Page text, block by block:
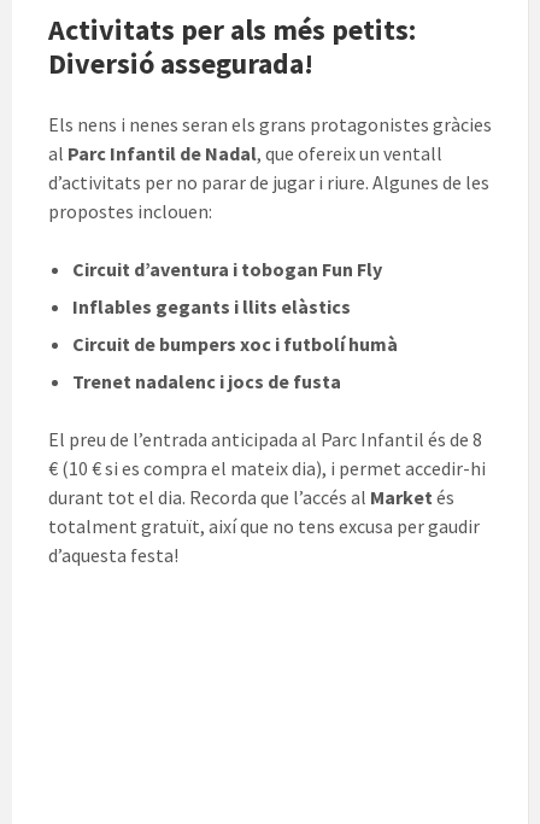
Activitats per als més petits:
Diversió assegurada!
Els nens i nenes seran els grans protagonistes gràcies
al Parc Infantil de Nadal, que ofereix un ventall
d’activitats per no parar de jugar i riure. Algunes de les
propostes inclouen:
Circuit d’aventura i tobogan Fun Fly
Inflables gegants i llits elàstics
Circuit de bumpers xoc i futbolí humà
Trenet nadalenc i jocs de fusta
El preu de l’entrada anticipada al Parc Infantil és de 8
€ (10 € si es compra el mateix dia), i permet accedir-hi
durant tot el dia. Recorda que l’accés al Market és
totalment gratuït, així que no tens excusa per gaudir
d’aquesta festa!